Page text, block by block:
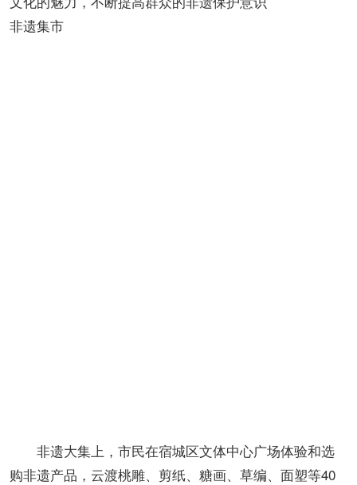
非遗集市
非遗大集上，市民在宿城区文体中心广场体验和选
购非遗产品，云渡桃雕、剪纸、糖画、草编、面塑等40